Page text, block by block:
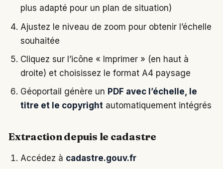
plus adapté pour un plan de situation)
Ajustez le niveau de zoom pour obtenir l’échelle
souhaitée
Cliquez sur l’icône « Imprimer » (en haut à
droite) et choisissez le format A4 paysage
Géoportail génère un PDF avec l’échelle, le
titre et le copyrightautomatiquement intégrés
Extraction depuis le cadastre
Accédez à cadastre.gouv.fr